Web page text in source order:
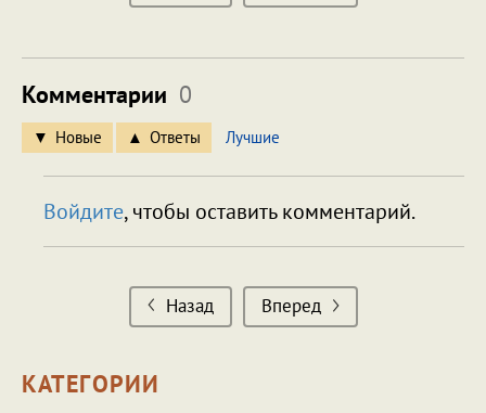
Комментарии 0
Новые Ответы Лучшие
Войдите, чтобы оставить комментарий.
Назад Вперед
КАТЕГОРИИ